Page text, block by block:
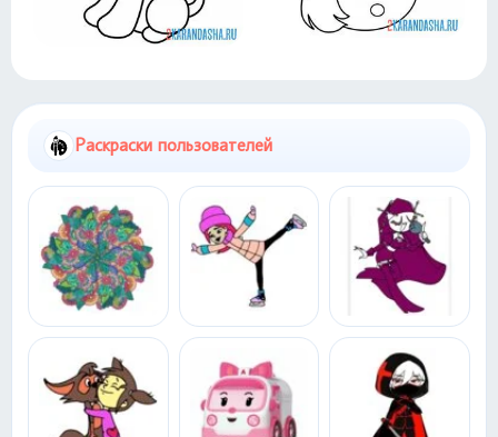
Раскраски пользователей